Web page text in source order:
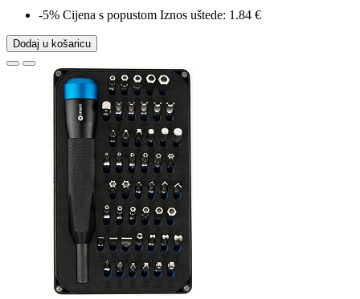
-5% Cijena s popustom Iznos uštede: 1.84 €
Dodaj u košaricu